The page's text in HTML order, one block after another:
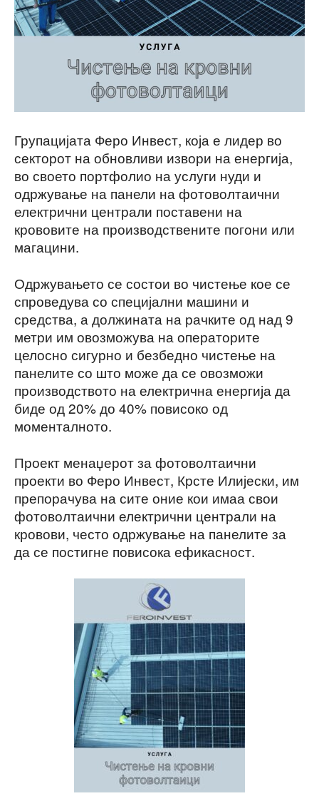
Групацијата Феро Инвест, која е лидер во
секторот на обновливи извори на енергија,
во своето портфолио на услуги нуди и
одржување на панели на фотоволтаични
електрични централи поставени на
крововите на производствените погони или
магацини.
Одржувањето се состои во чистење кое се
спроведува со специјални машини и
средства, а должината на рачките од над 9
метри им овозможува на операторите
целосно сигурно и безбедно чистење на
панелите со што може да се овозможи
производството на електрична енергија да
биде од 20% до 40% повисоко од
моменталното.
Проект менаџерот за фотоволтаични
проекти во Феро Инвест, Крсте Илијески, им
препорачува на сите оние кои имаа свои
фотоволтаични електрични централи на
кровови, често одржување на панелите за
да се постигне повисока ефикасност.